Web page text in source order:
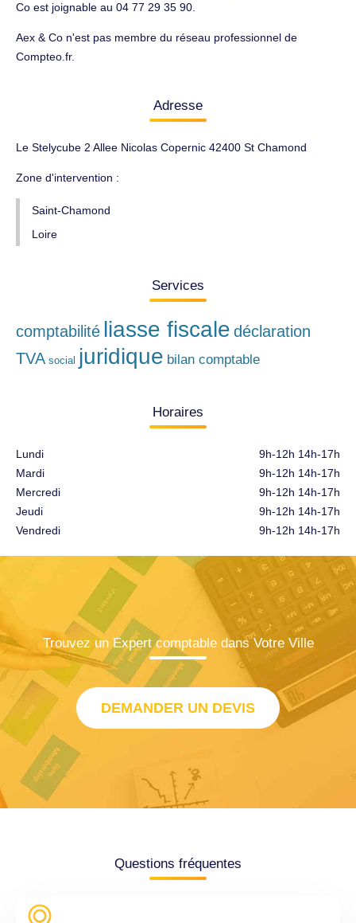
Co est joignable au 04 77 29 35 90.
Aex & Co n'est pas membre du réseau professionnel de
Compteo.fr.
Adresse
Le Stelycube 2 Allee Nicolas Copernic 42400 St Chamond
Zone d'intervention :
Saint-Chamond
Loire
Services
comptabilité liasse fiscale déclaration
TVA social juridique bilan comptable
Horaires
Lundi
Mardi
Mercredi
Jeudi
Vendredi
9h-12h 14h-17h
9h-12h 14h-17h
9h-12h 14h-17h
9h-12h 14h-17h
9h-12h 14h-17h
Trouvez un Expert comptable dans Votre Ville
DEMANDER UN DEVIS
Questions fréquentes